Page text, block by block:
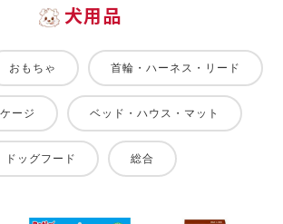
犬用品
おもちゃ 首輪・ハーネス・リード
ージ ベッド・ハウス・マット
ドッグフード 総合